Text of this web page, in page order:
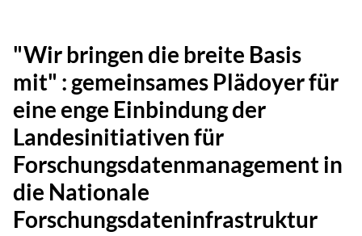
"Wir bringen die breite Basis
mit" : gemeinsames Plädoyer für
eine enge Einbindung der
Landesinitiativen für
Forschungsdatenmanagement in
die Nationale
Forschungsdateninfrastruktur